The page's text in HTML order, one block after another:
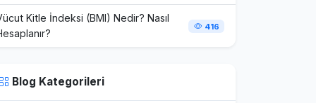
Kitle İndeksi (BMI) Nedir? Nasıl
416
Blog Kategorileri